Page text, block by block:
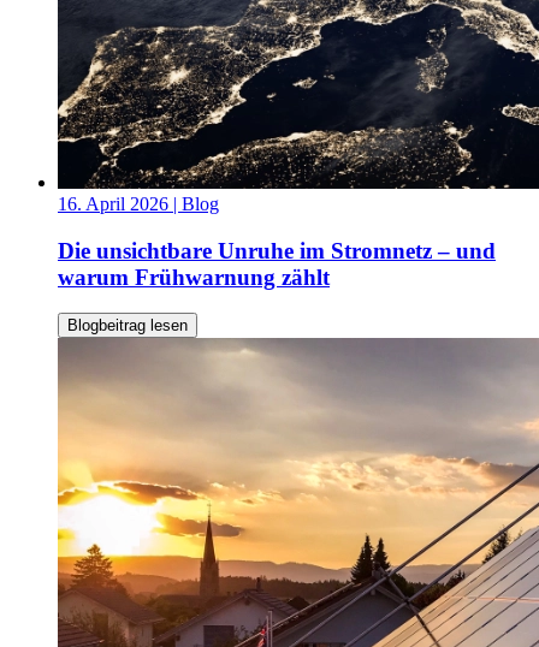
16. April 2026 | Blog
Die unsichtbare Unruhe im Stromnetz – und
warum Frühwarnung zählt
Blogbeitrag lesen